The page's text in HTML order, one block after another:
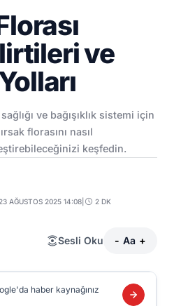
ve
ve bağışıklık sistemi için
florasını nasıl
keşfedin.
AĞUSTOS 2025 14:08 2 DK
Sesli Oku - Aa +
haber kaynağınız